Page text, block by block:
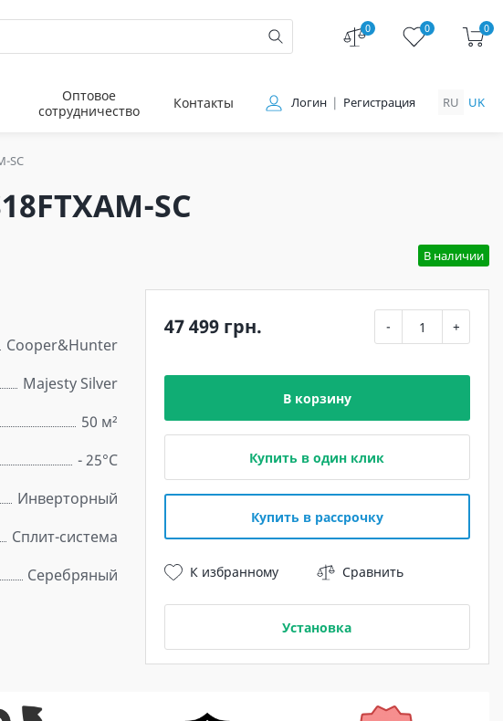
0 0 0
Оптовое
сотрудничество
Контакты Логин Регистрация RU UK
SC
SC
В наличии
Cooper&Hunter
Majesty Silver
50 м²
- 25°C
Инверторный
Сплит-система
Серебряный
47 499 грн. - +
В корзину
Купить в один клик
Купить в рассрочку
К избранному Сравнить
Установка